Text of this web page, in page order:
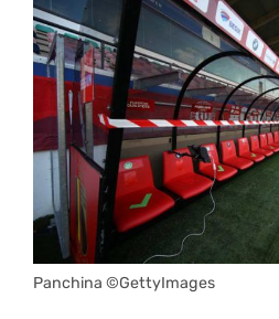
Panchina ©GettyImages